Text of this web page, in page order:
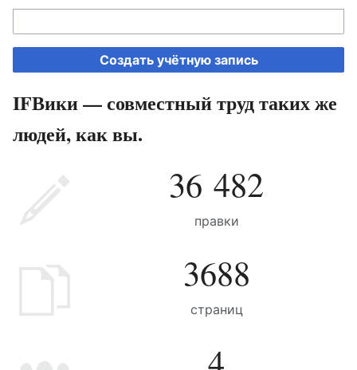
Создать учётную запись
IFВики — совместный труд таких же
людей, как вы.
36 482
правки
3688
страниц